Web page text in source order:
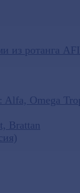
из ротанга
Alfa, Omega
Brattan